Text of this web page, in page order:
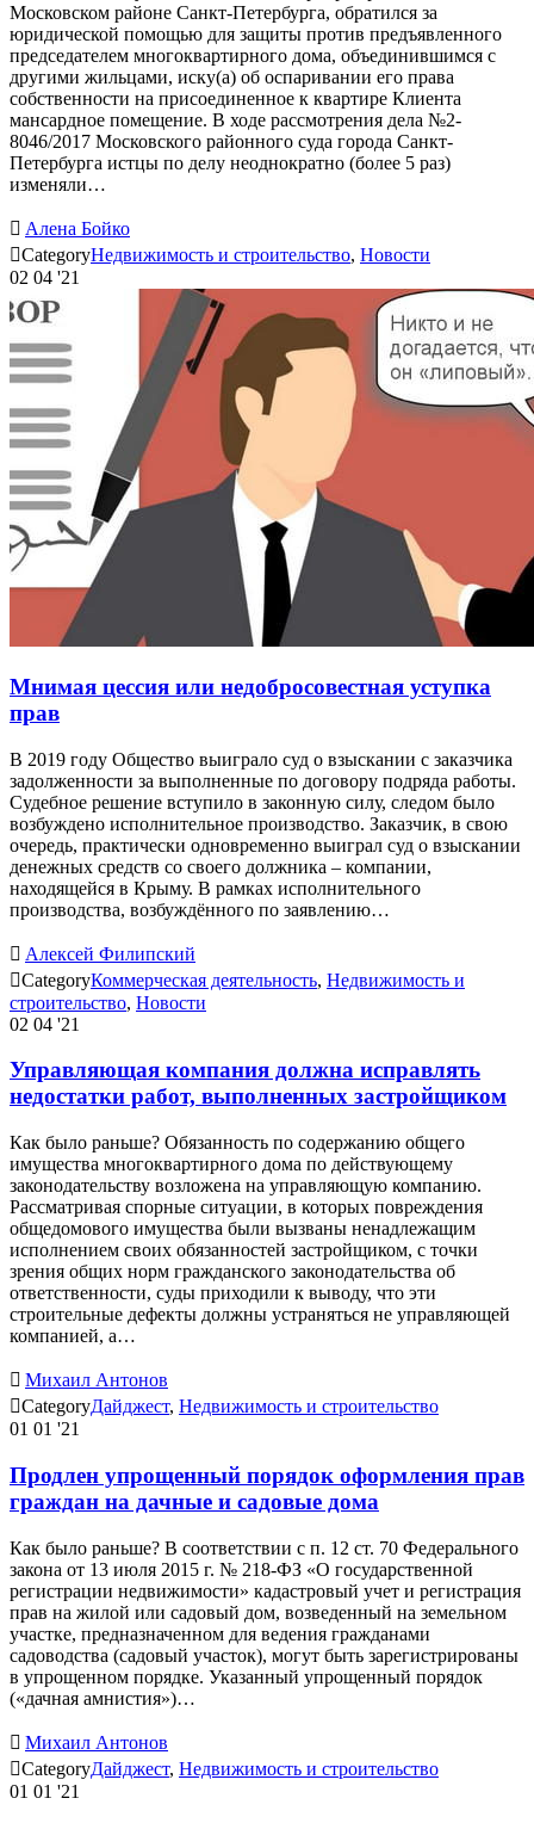
Московском районе Санкт-Петербурга, обратился за
юридической помощью для защиты против предъявленного
председателем многоквартирного дома, объединившимся с
другими жильцами, иску(а) об оспаривании его права
собственности на присоединенное к квартире Клиента
мансардное помещение. В ходе рассмотрения дела №2-
8046/2017 Московского районного суда города Санкт-
Петербурга истцы по делу неоднократно (более 5 раз)
изменяли…
 Алена Бойко
CategoryНедвижимость и строительство, Новости
02 04 '21
Мнимая цессия или недобросовестная уступка
прав
В 2019 году Общество выиграло суд о взыскании с заказчика
задолженности за выполненные по договору подряда работы.
Судебное решение вступило в законную силу, следом было
возбуждено исполнительное производство. Заказчик, в свою
очередь, практически одновременно выиграл суд о взыскании
денежных средств со своего должника – компании,
находящейся в Крыму. В рамках исполнительного
производства, возбуждённого по заявлению…
 Алексей Филипский
CategoryКоммерческая деятельность, Недвижимость и
строительство, Новости
02 04 '21
Управляющая компания должна исправлять
недостатки работ, выполненных застройщиком
Как было раньше? Обязанность по содержанию общего
имущества многоквартирного дома по действующему
законодательству возложена на управляющую компанию.
Рассматривая спорные ситуации, в которых повреждения
общедомового имущества были вызваны ненадлежащим
исполнением своих обязанностей застройщиком, с точки
зрения общих норм гражданского законодательства об
ответственности, суды приходили к выводу, что эти
строительные дефекты должны устраняться не управляющей
компанией, а…
 Михаил Антонов
CategoryДайджест, Недвижимость и строительство
01 01 '21
Продлен упрощенный порядок оформления прав
граждан на дачные и садовые дома
Как было раньше? В соответствии с п. 12 ст. 70 Федерального
закона от 13 июля 2015 г. № 218-ФЗ «О государственной
регистрации недвижимости» кадастровый учет и регистрация
прав на жилой или садовый дом, возведенный на земельном
участке, предназначенном для ведения гражданами
садоводства (садовый участок), могут быть зарегистрированы
в упрощенном порядке. Указанный упрощенный порядок
(«дачная амнистия»)…
 Михаил Антонов
CategoryДайджест, Недвижимость и строительство
01 01 '21